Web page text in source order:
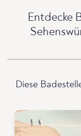
Entdecke
Diese